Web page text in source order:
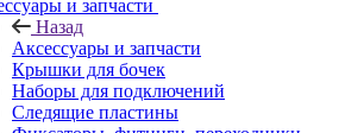
и запчасти
Назад
Аксессуары и запчасти
Крышки для бочек
Наборы для подключений
Следящие пластины